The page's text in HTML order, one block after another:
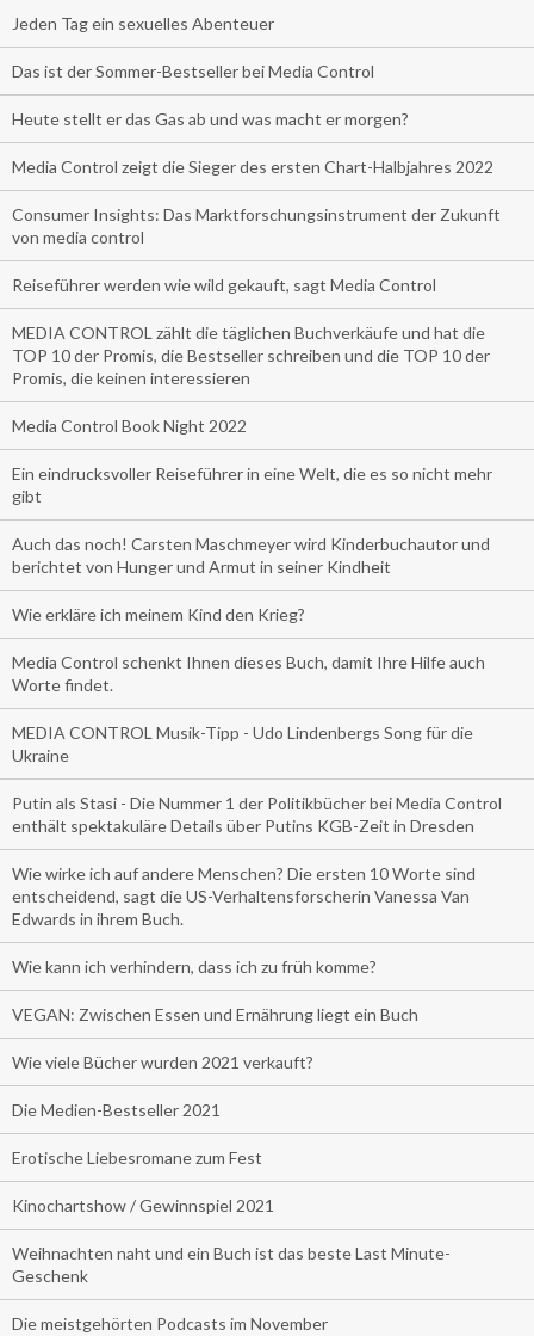
Jeden Tag ein sexuelles Abenteuer
Das ist der Sommer-Bestseller bei Media Control
Heute stellt er das Gas ab und was macht er morgen?
Media Control zeigt die Sieger des ersten Chart-Halbjahres 2022
Consumer Insights: Das Marktforschungsinstrument der Zukunft
von media control
Reiseführer werden wie wild gekauft, sagt Media Control
MEDIA CONTROL zählt die täglichen Buchverkäufe und hat die
TOP 10 der Promis, die Bestseller schreiben und die TOP 10 der
Promis, die keinen interessieren
Media Control Book Night 2022
Ein eindrucksvoller Reiseführer in eine Welt, die es so nicht mehr
gibt
Auch das noch! Carsten Maschmeyer wird Kinderbuchautor und
berichtet von Hunger und Armut in seiner Kindheit
Wie erkläre ich meinem Kind den Krieg?
Media Control schenkt Ihnen dieses Buch, damit Ihre Hilfe auch
Worte findet.
MEDIA CONTROL Musik-Tipp - Udo Lindenbergs Song für die
Ukraine
Putin als Stasi - Die Nummer 1 der Politikbücher bei Media Control
enthält spektakuläre Details über Putins KGB-Zeit in Dresden
Wie wirke ich auf andere Menschen? Die ersten 10 Worte sind
entscheidend, sagt die US-Verhaltensforscherin Vanessa Van
Edwards in ihrem Buch.
Wie kann ich verhindern, dass ich zu früh komme?
VEGAN: Zwischen Essen und Ernährung liegt ein Buch
Wie viele Bücher wurden 2021 verkauft?
Die Medien-Bestseller 2021
Erotische Liebesromane zum Fest
Kinochartshow / Gewinnspiel 2021
Weihnachten naht und ein Buch ist das beste Last Minute-
Geschenk
Die meistgehörten Podcasts im November